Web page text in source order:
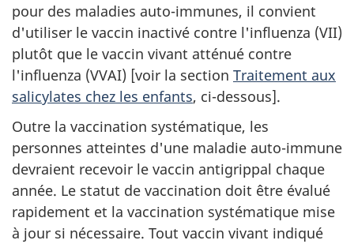
pour des maladies auto-immunes, il convient
d'utiliser le vaccin inactivé contre l'influenza (VII)
plutôt que le vaccin vivant atténué contre
l'influenza (VVAI) [voir la section Traitement aux
salicylates chez les enfants, ci-dessous].
Outre la vaccination systématique, les
personnes atteintes d'une maladie auto-immune
devraient recevoir le vaccin antigrippal chaque
année. Le statut de vaccination doit être évalué
rapidement et la vaccination systématique mise
à jour si nécessaire. Tout vaccin vivant indiqué